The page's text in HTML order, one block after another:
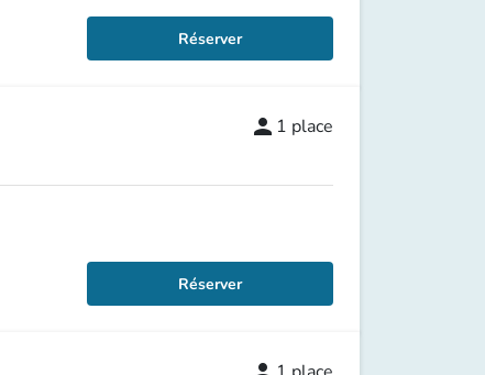
Réserver
person 1 place
Réserver